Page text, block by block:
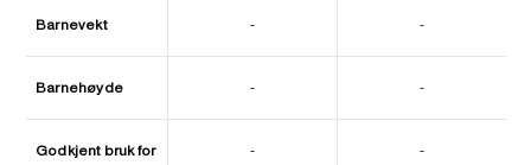
Barnevekt - -
Barnehøyde - -
Godkjent bruk for - -